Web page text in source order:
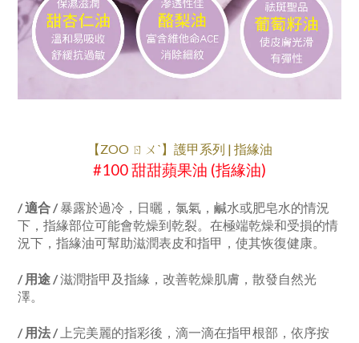
【ZOO ㄖㄨˋ】護甲系列 | 指緣油
#100 甜甜蘋果油 (指緣油)
/ 適合 /暴露於過冷，日曬，氯氣，鹹水或肥皂水的情況
下，指緣部位可能會乾燥到乾裂。在極端乾燥和受損的情
況下，指緣油可幫助滋潤表皮和指甲，使其恢復健康。
/ 用途 /滋潤指甲及指緣，改善乾燥肌膚，散發自然光
澤。
/ 用法 / 上完美麗的指彩後，滴一滴在指甲根部，依序按